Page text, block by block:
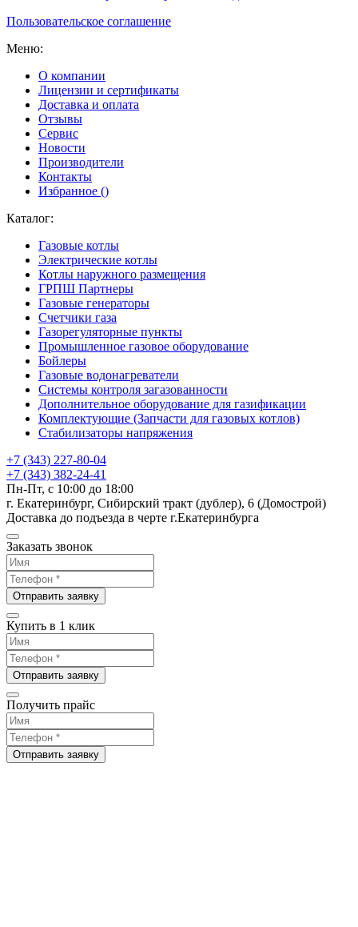
Пользовательское соглашение
Меню:
О компании
Лицензии и сертификаты
Доставка и оплата
Отзывы
Сервис
Новости
Производители
Контакты
Избранное ()
Каталог:
Газовые котлы
Электрические котлы
Котлы наружного размещения
ГРПШ Партнеры
Газовые генераторы
Счетчики газа
Газорегуляторные пункты
Промышленное газовое оборудование
Бойлеры
Газовые водонагреватели
Системы контроля загазованности
Дополнительное оборудование для газификации
Комплектующие (Запчасти для газовых котлов)
Стабилизаторы напряжения
+7 (343) 227-80-04
+7 (343) 382-24-41
Пн-Пт, с 10:00 до 18:00
г. Екатеринбург, Сибирский тракт (дублер), 6 (Домострой)
Доставка до подъезда в черте г.Екатеринбурга
Заказать звонок
Отправить заявку
Купить в 1 клик
Отправить заявку
Получить прайс
Отправить заявку